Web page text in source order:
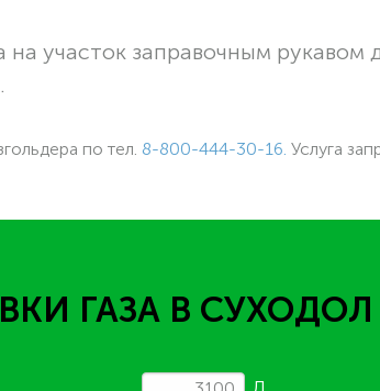
на участок заправочным рукавом
по тел. 8-800-444-30-16. Услуга
ГАЗА В СУХОДОЛ